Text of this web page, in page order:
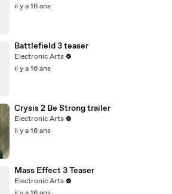
il y a 16 ans
Battlefield 3 teaser
Electronic Arts
il y a 16 ans
Crysis 2 Be Strong trailer
Electronic Arts
il y a 16 ans
Mass Effect 3 Teaser
Electronic Arts